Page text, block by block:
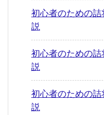
初心者のための
説
初心者のための
説
初心者のための
説